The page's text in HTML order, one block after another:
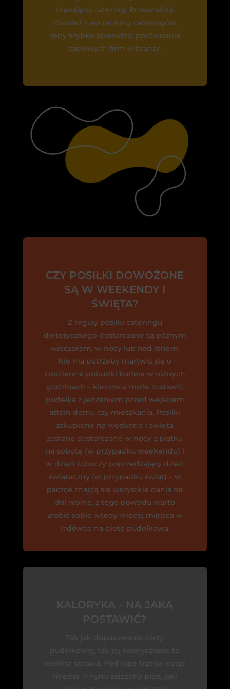
oferującej catering. Przeanalizuj
również nasz ranking cateringów,
żeby szybko sprawdzić porównanie
czołowych firm w branży.
CZY POSIŁKI DOWOŻONE
SĄ W WEEKENDY I
ŚWIĘTA?
Z reguły posiłki cateringu
dietetycznego dostarczane są późnym
wieczorem, w nocy lub nad ranem.
Nie ma potrzeby martwić się o
codzienne pobudki kuriera w różnych
godzinach – kierowca może zostawić
pudełka z jedzeniem przed wejściem
attain domu czy mieszkania. Posiłki
zakupione na weekend i święta
zostaną dostarczone w nocy z piątku
na sobotę (w przypadku weekendu) i
w dzień roboczy poprzedzający dzień
świąteczny (w przypadku świąt) – w
paczce znajdą się wszystkie dania na
dni wolne, z tego powodu warto
zrobić sobie wtedy więcej miejsca w
lodówce na dietę pudełkową.